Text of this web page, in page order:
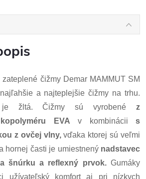
čižmy Demar MAMMUT SM
a najteplejšie čižmy na trhu.
je žltá. Čižmy sú vyrobené z
EVA v kombináciis
z ovčej vlny,vďaka ktorej sú veľmi
hornej časti je umiestnený nadstavec
šnúrku a reflexný prvok.Gumáky
užívateľský komfort aj pri nízkych